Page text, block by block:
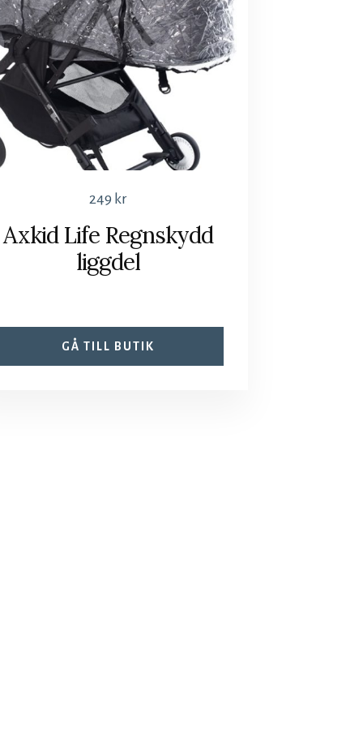
249 kr
Axkid Life Regnskydd
liggdel
GÅ TILL BUTIK